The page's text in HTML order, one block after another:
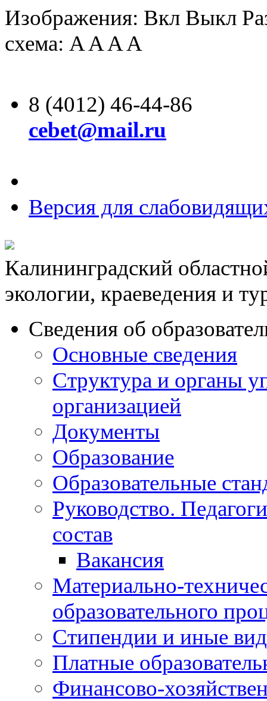
Изображения: Вкл Выкл
схема: AAAA
8 (4012) 46-44-86
cebet@mail.ru
Версия для
Калининградский
экологии, краеведения и
Сведения об
Основные сведения
Структура и органы
организацией
Документы
Образование
Образовательные
Руководство.
состав
Вакансия
Материально-
образовательного
Стипендии и иные
Платные
Финансово-